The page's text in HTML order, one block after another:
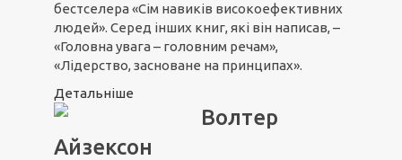
бестселера «Сім навиків високоефективних
людей». Серед інших книг, які він написав, –
«Головна увага – головним речам»,
«Лідерство, засноване на принципах».
Детальніше
Волтер
Айзексон